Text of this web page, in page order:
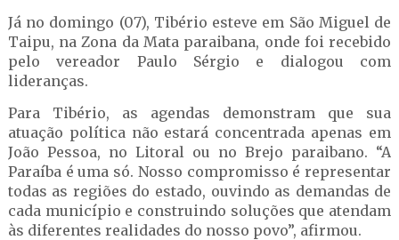
Já no domingo (07), Tibério esteve em São Miguel de
Taipu, na Zona da Mata paraibana, onde foi recebido
pelo vereador Paulo Sérgio e dialogou com
lideranças.
Para Tibério, as agendas demonstram que sua
atuação política não estará concentrada apenas em
João Pessoa, no Litoral ou no Brejo paraibano. “A
Paraíba é uma só. Nosso compromisso é representar
todas as regiões do estado, ouvindo as demandas de
cada município e construindo soluções que atendam
às diferentes realidades do nosso povo”, afirmou.